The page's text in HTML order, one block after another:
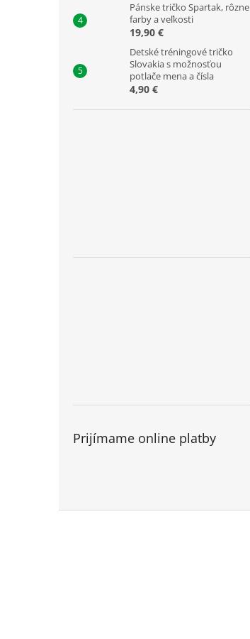
Pánske tričko Spartak, rôzne
farby a veľkosti
19,90 €
Detské tréningové tričko
Slovakia s možnosťou
potlače mena a čísla
4,90 €
Prijímame online platby